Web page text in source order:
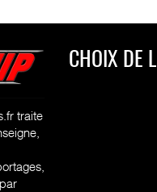
traite
CHOIX DE